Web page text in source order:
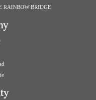
RAINBOW BRIDGE